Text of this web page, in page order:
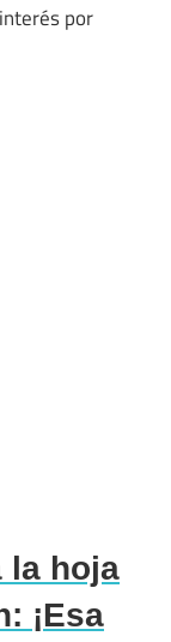
por
la hoja
¡Esa